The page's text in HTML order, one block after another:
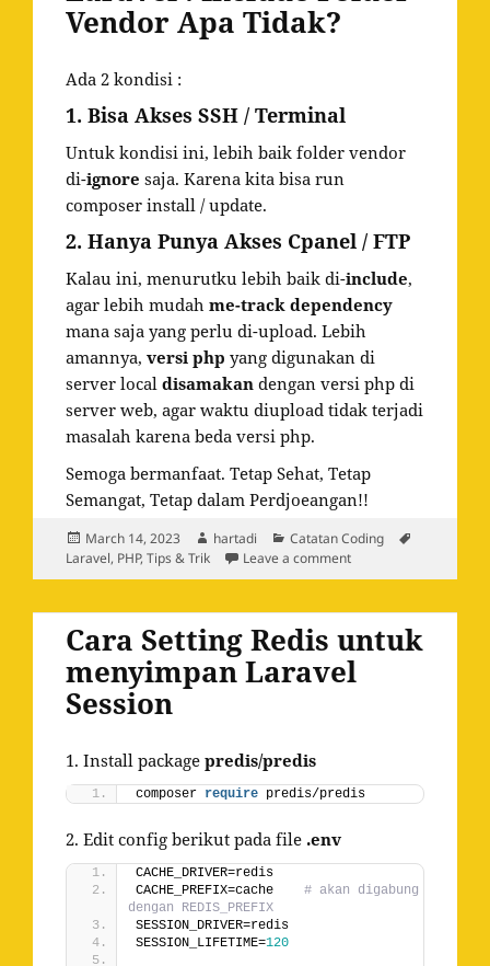
Vendor Apa Tidak?
Ada 2 kondisi :
1. Bisa Akses SSH / Terminal
Untuk kondisi ini, lebih baik folder vendor
di-ignore saja. Karena kita bisa run
composer install / update.
2. Hanya Punya Akses Cpanel / FTP
Kalau ini, menurutku lebih baik di-include,
agar lebih mudah me-track dependency
mana saja yang perlu di-upload. Lebih
amannya, versi php yang digunakan di
server local disamakan dengan versi php di
server web, agar waktu diupload tidak terjadi
masalah karena beda versi php.
Semoga bermanfaat. Tetap Sehat, Tetap
Semangat, Tetap dalam Perdjoeangan!!
Posted
on
March 14, 2023 Author
hartadi Categories
Catatan Coding
Laravel, PHP, Tips & Trik Leave a commenton Repositori Git
Cara Setting Redis untuk
menyimpan Laravel
Session
1. Install package predis/predis
composer require predis/predis
2. Edit config berikut pada file .env
CACHE_DRIVER=redis
CACHE_PREFIX=cache # akan digabung
dengan REDIS_PREFIX
SESSION_DRIVER=redis
SESSION_LIFETIME=120